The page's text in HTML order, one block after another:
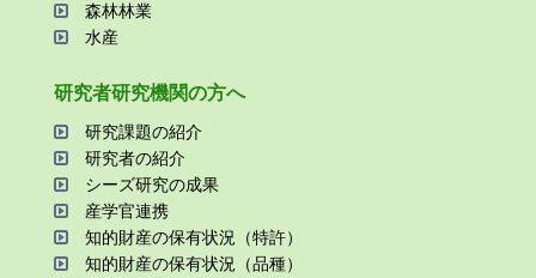
森林林業
⽔産
研究者研究機関の⽅へ
研究課題の紹介
研究者の紹介
シーズ研究の成果
産学官連携
知的財産の保有状況（特許）
知的財産の保有状況（品種）